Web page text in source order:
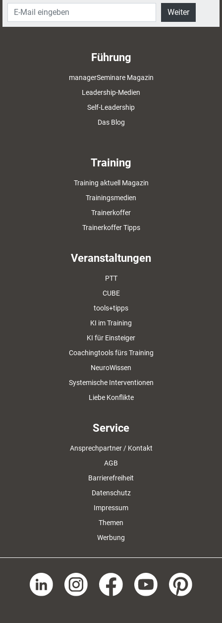
Weiter
Führung
managerSeminare Magazin
Leadership-Medien
Self-Leadership
Das Blog
Training
Training aktuell Magazin
Trainingsmedien
Trainerkoffer
Trainerkoffer Tipps
Veranstaltungen
PTT
CUBE
tools+tipps
KI im Training
KI für Einsteiger
Coachingtools fürs Training
NeuroWissen
Systemische Interventionen
Liebe Konflikte
Service
Ansprechpartner / Kontakt
AGB
Barrierefreiheit
Datenschutz
Impressum
Themen
Werbung